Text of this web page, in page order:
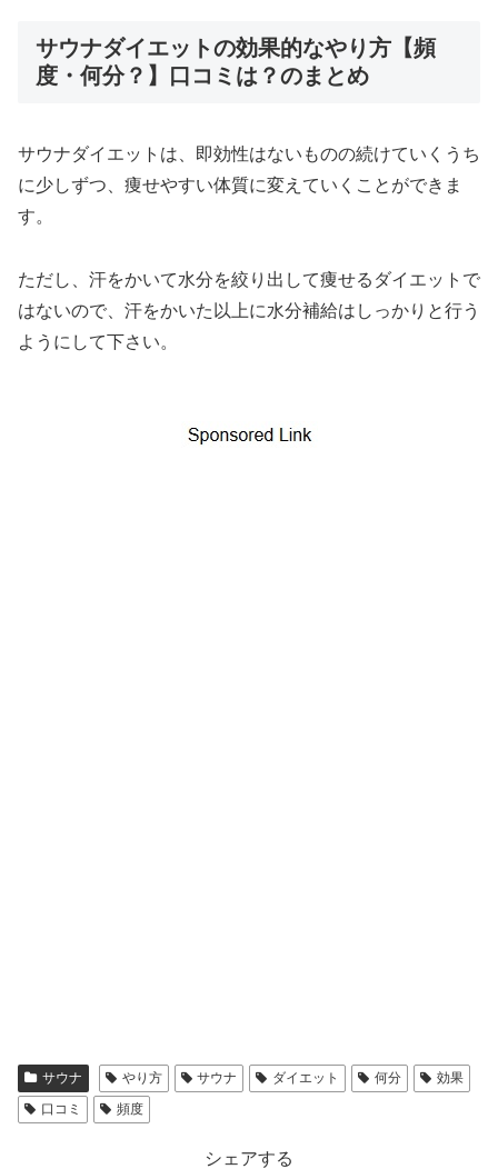
サウナダイエットの効果的なやり方【頻
度・何分？】口コミは？のまとめ
サウナダイエットは、即効性はないものの続けていくうち
に少しずつ、痩せやすい体質に変えていくことができま
す。
ただし、汗をかいて水分を絞り出して痩せるダイエットで
はないので、汗をかいた以上に水分補給はしっかりと行う
ようにして下さい。
サウナ やり方 サウナ ダイエット 何分
効果
口コミ
頻度
シェアする